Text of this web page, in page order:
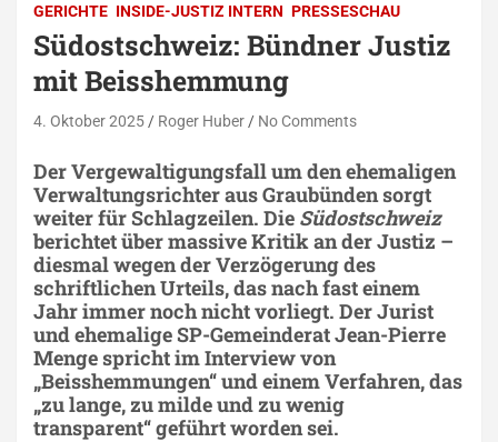
GERICHTE INSIDE-JUSTIZ INTERN PRESSESCHAU
Südostschweiz: Bündner Justiz
mit Beisshemmung
4. Oktober 2025 Roger Huber No Comments
Der Vergewaltigungsfall um den ehemaligen
Verwaltungsrichter aus Graubünden sorgt
weiter für Schlagzeilen. Die Südostschweiz
berichtet über massive Kritik an der Justiz –
diesmal wegen der Verzögerung des
schriftlichen Urteils, das nach fast einem
Jahr immer noch nicht vorliegt. Der Jurist
und ehemalige SP-GemeinderatJean-Pierre
Menge spricht im Interview von
„Beisshemmungen“ und einem Verfahren, das
„zu lange, zu milde und zu wenig
transparent“ geführt worden sei.